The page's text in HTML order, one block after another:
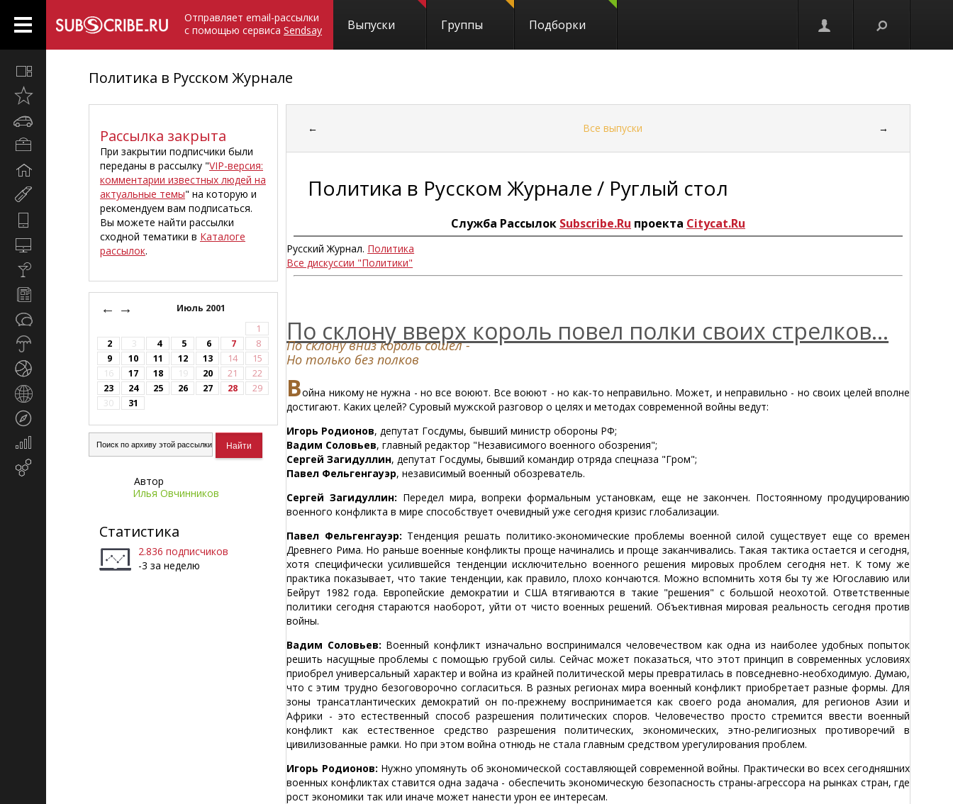
Отправляет email-рассылки
с помощью сервиса Sendsay Выпуски Группы Подборки
недавно
Компьютеры
Новости
Экономика
Политика в Русском Журнале
Рассылка закрыта
При закрытии подписчики были
переданы в рассылку "VIP-версия:
комментарии известных людей на
актуальные темы" на которую и
рекомендуем вам подписаться.
Вы можете найти рассылки
сходной тематики в Каталоге
рассылок.
← Июль 2001
→
1
2
3 4 5 6 7
8
9
10 11 12 13 14
15
16
17 18 19 20 21
22
23
24 25 26 27 28
29
30
31
Автор
Илья Овчинников
Статистика
2.836 подписчиков
-3 за неделю
← Все выпуски →
Политика в Русском Журнале / Руглый стол
Служба Рассылок Subscribe.Ru проекта Citycat.Ru
Русский Журнал. Политика
Все дискуссии "Политики"
По склону вверх король повел полки своих стрелков...
По склону вниз король сошел -
Но только без полков
Война никому не нужна - но все воюют. Все воюют - но как-то неправильно. Может, и неправильно - но своих целей вполне
достигают. Каких целей? Суровый мужской разговор о целях и методах современной войны ведут:
Игорь Родионов, депутат Госдумы, бывший министр обороны РФ;
Вадим Соловьев, главный редактор "Независимого военного обозрения";
Сергей Загидуллин, депутат Госдумы, бывший командир отряда спецназа "Гром";
Павел Фельгенгауэр, независимый военный обозреватель.
Сергей Загидуллин: Передел мира, вопреки формальным установкам, еще не закончен. Постоянному продуцированию
военного конфликта в мире способствует очевидный уже сегодня кризис глобализации.
Павел Фельгенгауэр: Тенденция решать политико-экономические проблемы военной силой существует еще со времен
Древнего Рима. Но раньше военные конфликты проще начинались и проще заканчивались. Такая тактика остается и сегодня,
хотя специфически усилившейся тенденции исключительно военного решения мировых проблем сегодня нет. К тому же
практика показывает, что такие тенденции, как правило, плохо кончаются. Можно вспомнить хотя бы ту же Югославию или
Бейрут 1982 года. Европейские демократии и США втягиваются в такие "решения" с большой неохотой. Ответственные
политики сегодня стараются наоборот, уйти от чисто военных решений. Объективная мировая реальность сегодня против
войны.
Вадим Соловьев: Военный конфликт изначально воспринимался человечеством как одна из наиболее удобных попыток
решить насущные проблемы с помощью грубой силы. Сейчас может показаться, что этот принцип в современных условиях
приобрел универсальный характер и война из крайней политической меры превратилась в повседневно-необходимую. Думаю,
что с этим трудно безоговорочно согласиться. В разных регионах мира военный конфликт приобретает разные формы. Для
зоны трансатлантических демократий он по-прежнему воспринимается как своего рода аномалия, для регионов Азии и
Африки - это естественный способ разрешения политических споров. Человечество просто стремится ввести военный
конфликт как естественное средство разрешения политических, экономических, этно-религиозных противоречий в
цивилизованные рамки. Но при этом война отнюдь не стала главным средством урегулирования проблем.
Игорь Родионов: Нужно упомянуть об экономической составляющей современной войны. Практически во всех сегодняшних
военных конфликтах ставится одна задача - обеспечить экономическую безопасность страны-агрессора на рынках стран, где
рост экономики так или иначе может нанести урон ее интересам.